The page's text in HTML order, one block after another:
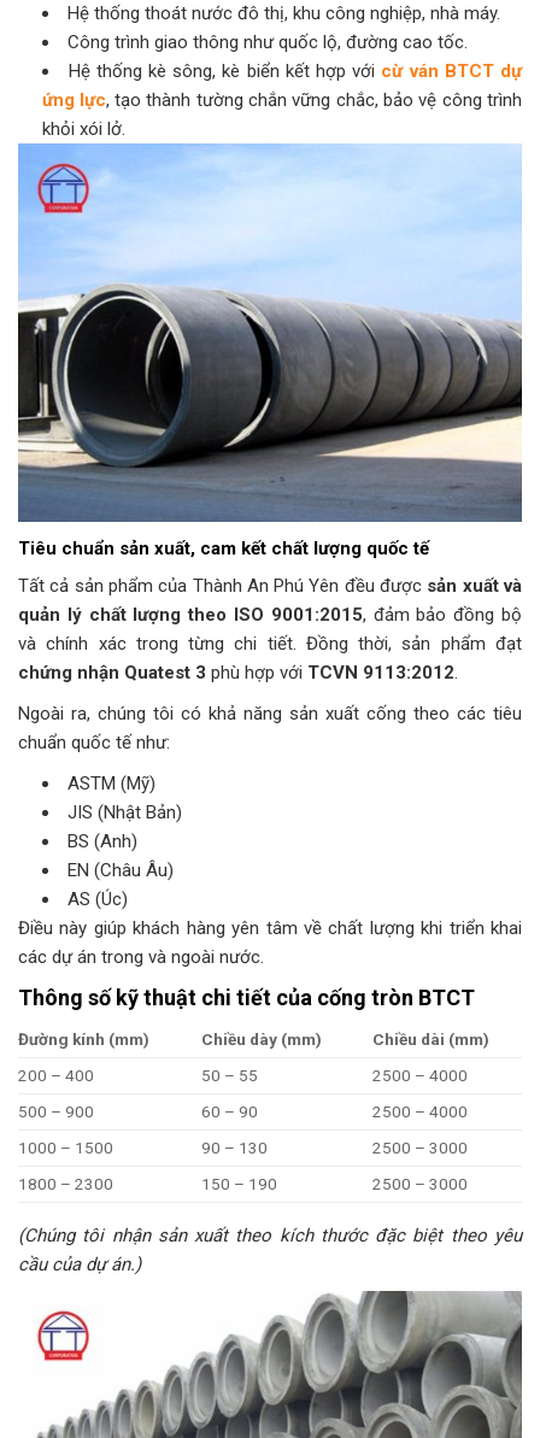
Hệ thống thoát nước đô thị, khu công nghiệp, nhà máy.
Công trình giao thông như quốc lộ, đường cao tốc.
Hệ thống kè sông, kè biển kết hợp với cừ ván BTCT dự
ứng lực, tạo thành tường chắn vững chắc, bảo vệ công trình
khỏi xói lở.
Tiêu chuẩn sản xuất, cam kết chất lượng quốc tế
Tất cả sản phẩm của Thành An Phú Yên đều được sản xuất và
quản lý chất lượng theo ISO 9001:2015, đảm bảo đồng bộ
và chính xác trong từng chi tiết. Đồng thời, sản phẩm đạt
chứng nhận Quatest 3 phù hợp với TCVN 9113:2012.
Ngoài ra, chúng tôi có khả năng sản xuất cống theo các tiêu
chuẩn quốc tế như:
ASTM (Mỹ)
JIS (Nhật Bản)
BS (Anh)
EN (Châu Âu)
AS (Úc)
Điều này giúp khách hàng yên tâm về chất lượng khi triển khai
các dự án trong và ngoài nước.
Thông số kỹ thuật chi tiết của cống tròn BTCT
Đường kính (mm) Chiều dày (mm)
Chiều dài (mm)
200 – 400
50 – 55
2500 – 4000
500 – 900
60 – 90
2500 – 4000
1000 – 1500
90 – 130
2500 – 3000
1800 – 2300
150 – 190 2500 – 3000
(Chúng tôi nhận sản xuất theo kích thước đặc biệt theo yêu
cầu của dự án.)